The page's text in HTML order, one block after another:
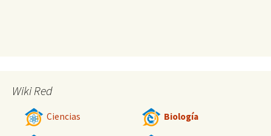
Wiki Red
Ciencias Biología